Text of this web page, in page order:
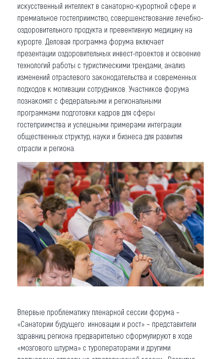
искусственный интеллект в санаторно-курортной сфере и
премиальное гостеприимство, совершенствование лечебно-
оздоровительного продукта и превентивную медицину на
курорте. Деловая программа форума включает
презентации оздоровительных инвест-проектов и освоение
технологий работы с туристическими трендами, анализ
изменений отраслевого законодательства и современных
подходов к мотивации сотрудников. Участников форума
познакомят с федеральными и региональными
программами подготовки кадров для сферы
гостеприимства и успешными примерами интеграции
общественных структур, науки и бизнеса для развития
отрасли и региона.
Впервые проблематику пленарной сессии форума –
«Санатории будущего: инновации и рост» – представители
здравниц региона предварительно сформулируют в ходе
«мозгового штурма» с туроператорами и другими